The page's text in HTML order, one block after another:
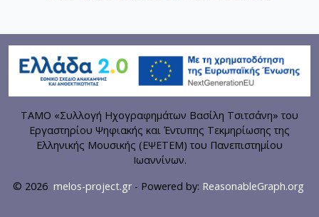
ΤΑΜΟ «Συλλογή Ηχογραφημάτων Βασίλη Τσιτσάνη» του
Εργαστηρίου Ψηφιακής και Έντυπης Τεκμηρίωσης της
Ελληνικής Μουσικής (ΕΨΕΤΕΜ) του Πανεπιστημίου
Ιωαννίνων.
© 2026 melos-project.gr- Powered by: ReasonableGraph.org